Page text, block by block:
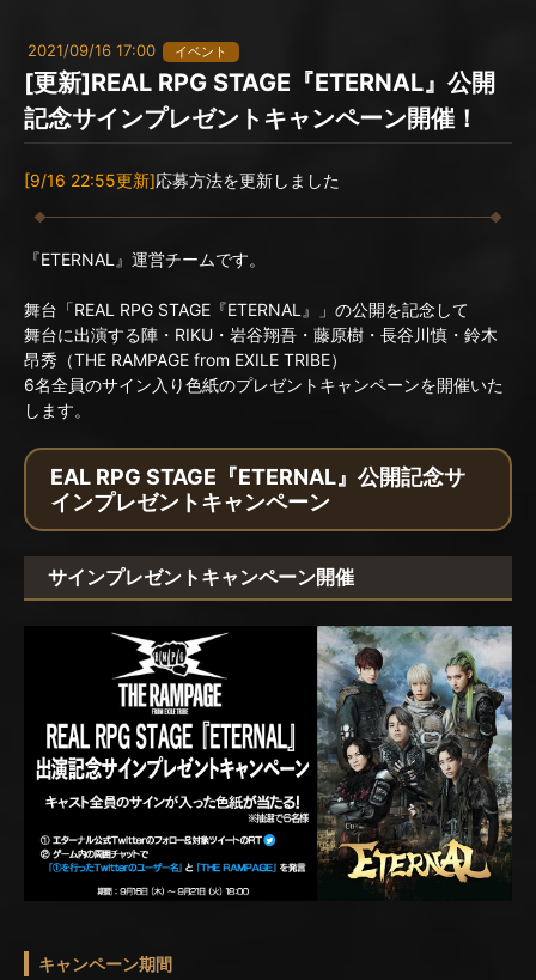
2021/09/16 17:00 イベント
[更新]REAL RPG STAGE『ETERNAL』公開
記念サインプレゼントキャンペーン開催！
[9/16 22:55更新]応募方法を更新しました
『ETERNAL』運営チームです。
舞台「REAL RPG STAGE『ETERNAL』」の公開を記念して
舞台に出演する陣・RIKU・岩谷翔吾・藤原樹・長谷川慎・鈴木
昂秀（THE RAMPAGE from EXILE TRIBE）
6名全員のサイン入り色紙のプレゼントキャンペーンを開催いた
します。
EAL RPG STAGE『ETERNAL』公開記念サ
インプレゼントキャンペーン
サインプレゼントキャンペーン開催
キャンペーン期間